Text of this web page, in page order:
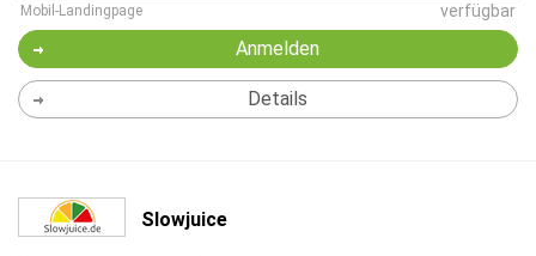
Mobil-Landingpage verfügbar
Anmelden
Details
Slowjuice